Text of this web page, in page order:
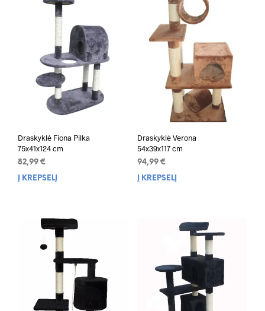
Draskyklė Fiona Pilka
75x41x124 cm
82,99 €
Į KREPŠELĮ
Draskyklė Verona
54x39x117 cm
94,99 €
Į KREPŠELĮ